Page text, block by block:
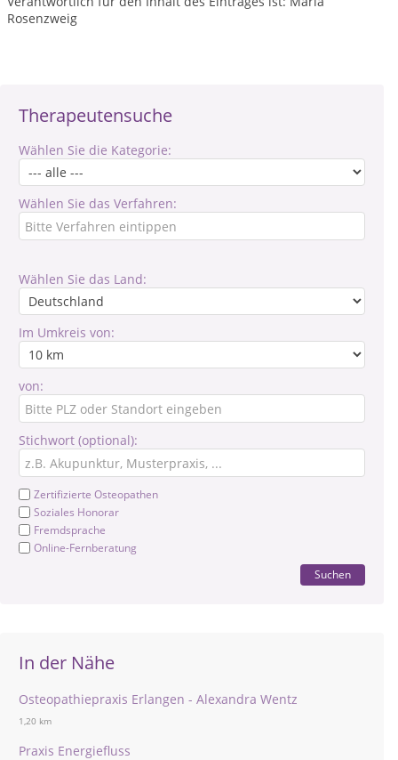
Therapeutensuche
Wählen Sie die Kategorie:
Wählen Sie das Verfahren:
Wählen Sie das Land:
Im Umkreis von:
von:
Stichwort (optional):
Zertifizierte Osteopathen
Soziales Honorar
Fremdsprache
Online-Fernberatung
Suchen
In der Nähe
Osteopathiepraxis Erlangen - Alexandra Wentz
1,20 km
Praxis Energiefluss
Rosenzweig